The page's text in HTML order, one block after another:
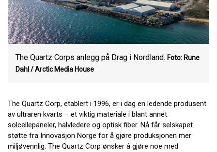
The Quartz Corps anlegg på Drag i Nordland. Foto: Rune
Dahl / Arctic Media House
The Quartz Corp, etablert i 1996, er i dag en ledende produsent
av ultraren kvarts – et viktig materiale i blant annet
solcellepaneler, halvledere og optisk fiber. Nå får selskapet
støtte fra Innovasjon Norge for å gjøre produksjonen mer
miljøvennlig. The Quartz Corp ønsker å gjøre noe med